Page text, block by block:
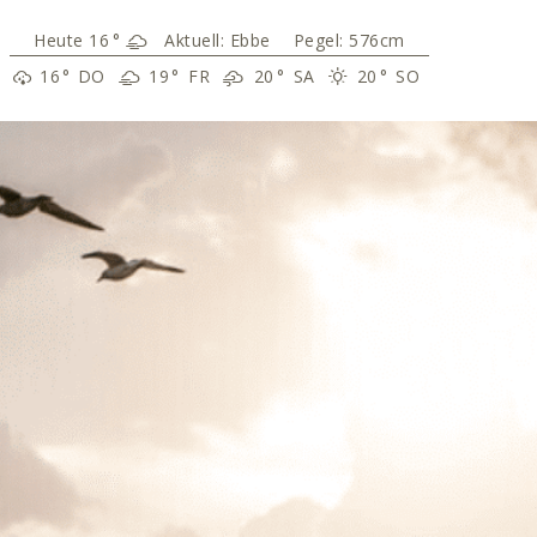
16 ° Aktuell: Ebbe
Pegel: 576cm
16 ° DO 19 ° FR 20 ° SA 20 ° SO